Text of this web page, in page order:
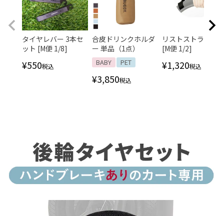
タイヤレバー 3本セ
ット [M便 1/8]
¥550税込
合皮ドリンクホルダ
ー 単品（1点）
BABY PET
¥3,850税込
リストストラッ
[M便 1/2]
¥1,320税込